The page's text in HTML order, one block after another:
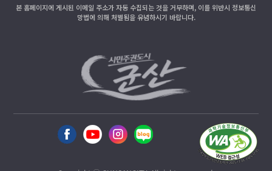
본 홈페이지에 게시된 이메일 주소가 자동 수집되는 것을 거부하며, 이를 위반시 정보통신
망법에 의해 처벌됨을 유념하시기 바랍니다.